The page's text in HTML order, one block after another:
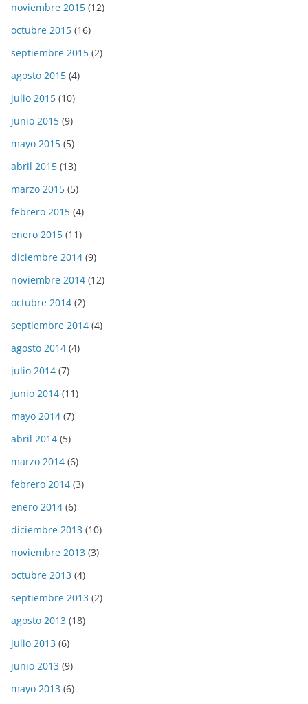
noviembre 2015 (12)
octubre 2015 (16)
septiembre 2015 (2)
agosto 2015 (4)
julio 2015 (10)
junio 2015 (9)
mayo 2015 (5)
abril 2015 (13)
marzo 2015 (5)
febrero 2015 (4)
enero 2015 (11)
diciembre 2014 (9)
noviembre 2014 (12)
octubre 2014 (2)
septiembre 2014 (4)
agosto 2014 (4)
julio 2014 (7)
junio 2014 (11)
mayo 2014 (7)
abril 2014 (5)
marzo 2014 (6)
febrero 2014 (3)
enero 2014 (6)
diciembre 2013 (10)
noviembre 2013 (3)
octubre 2013 (4)
septiembre 2013 (2)
agosto 2013 (18)
julio 2013 (6)
junio 2013 (9)
mayo 2013 (6)